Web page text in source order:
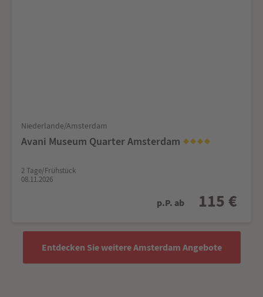
Niederlande/Amsterdam
Avani Museum Quarter Amsterdam
2 Tage/Frühstück
08.11.2026
p.P. ab 115 €
Entdecken Sie weitere Amsterdam Angebote